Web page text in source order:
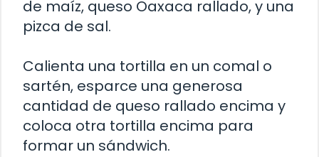
de maíz, queso Oaxaca rallado, y una
pizca de sal.
Calienta una tortilla en un comal o
sartén, esparce una generosa
cantidad de queso rallado encima y
coloca otra tortilla encima para
formar un sándwich.